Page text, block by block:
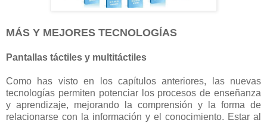
MÁS Y MEJORES TECNOLOGÍAS
Pantallas táctiles y multitáctiles
Como has visto en los capítulos anteriores, las nuevas
tecnologías permiten potenciar los procesos de enseñanza
y aprendizaje, mejorando la comprensión y la forma de
relacionarse con la información y el conocimiento. Estar al